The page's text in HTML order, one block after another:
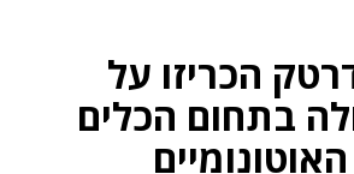
הכריזו על
בתחום הכלים